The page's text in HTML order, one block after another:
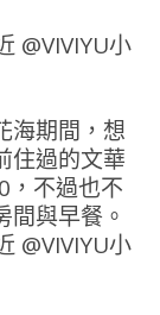
海期間，想
住過的文華
，不過也不
間與早餐。